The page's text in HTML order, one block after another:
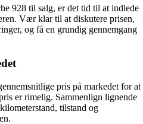
928 til salg, er det tid til at indlede
Vær klar til at diskutere prisen,
og få en grundig gennemgang
pris på markedet for at
er rimelig. Sammenlign lignende
tilstand og